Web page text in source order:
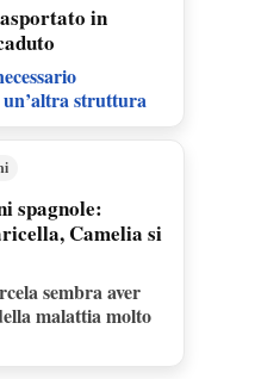
in
struttura
spagnole:
Camelia si
sembra aver
malattia molto